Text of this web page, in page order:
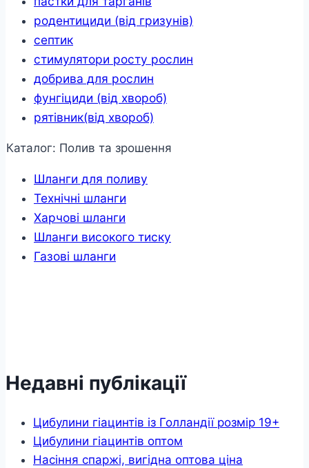
родентициди (від гризунів)
септик
стимулятори росту рослин
добрива для рослин
фунгіциди (від хвороб)
рятівник(від хвороб)
Каталог: Полив та зрошення
Шланги для поливу
Технічні шланги
Харчові шланги
Шланги високого тиску
Газові шланги
Недавні публікації
Цибулини гіацинтів із Голландії розмір 19+
Цибулини гіацинтів оптом
Насіння спаржі, вигідна оптова ціна